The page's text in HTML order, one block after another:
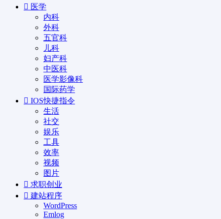
医学
内科
外科
五官科
儿科
妇产科
中医科
医学影像科
国际药学
IOS快捷指令
生活
社交
娱乐
工具
效率
视频
图片
求职创业
建站程序
WordPress
Emlog